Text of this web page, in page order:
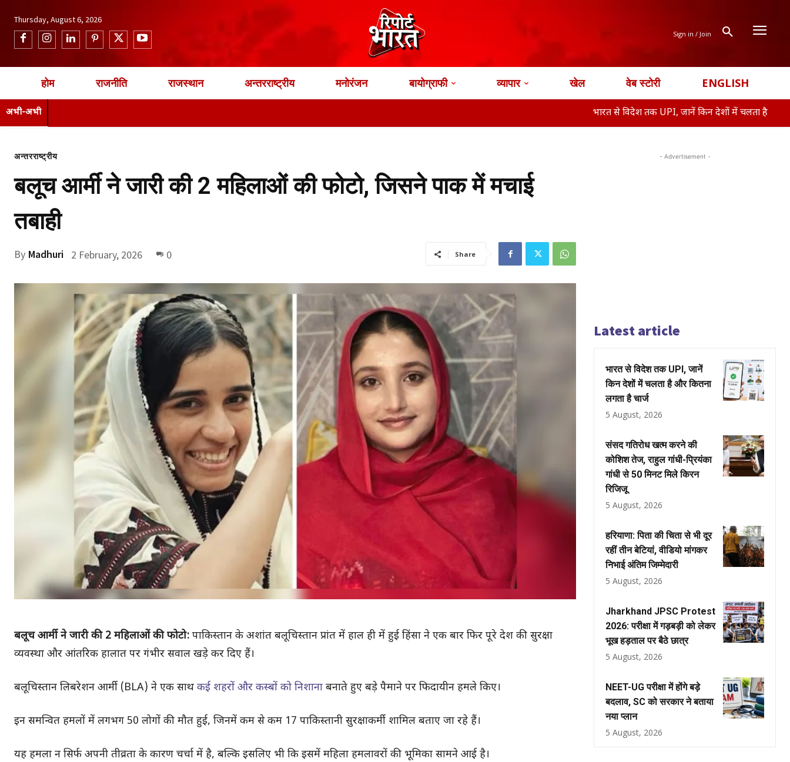
Thursday, August 6, 2026
Sign in / Join
होम राजनीति राजस्थान अन्तरराष्ट्रीय मनोरंजन बायोग्राफी व्यापार खेल वेब स्टोरी ENGLISH
अभी-अभी भारत से विदेश तक UPI, जानें किन देशों में चलता है समुद्र के
अन्तरराष्ट्रीय
बलूच आर्मी ने जारी की 2 महिलाओं की फोटो, जिसने पाक में मचाई
तबाही
By Madhuri 2 February, 2026 0 Share
बलूच आर्मी ने जारी की 2 महिलाओं की फोटो: पाकिस्तान के अशांत बलूचिस्तान प्रांत में हाल ही में हुई हिंसा ने एक बार फिर पूरे देश की सुरक्षा
व्यवस्था और आंतरिक हालात पर गंभीर सवाल खड़े कर दिए हैं।
बलूचिस्तान लिबरेशन आर्मी (BLA) ने एक साथ कई शहरों और कस्बों को निशाना बनाते हुए बड़े पैमाने पर फिदायीन हमले किए।
इन समन्वित हमलों में लगभग 50 लोगों की मौत हुई, जिनमें कम से कम 17 पाकिस्तानी सुरक्षाकर्मी शामिल बताए जा रहे हैं।
यह हमला न सिर्फ अपनी तीव्रता के कारण चर्चा में है, बल्कि इसलिए भी कि इसमें महिला हमलावरों की भूमिका सामने आई है।
- Advertisement -
Latest article
भारत से विदेश तक UPI, जानें
किन देशों में चलता है और कितना
लगता है चार्ज
5 August, 2026
संसद गतिरोध खत्म करने की
कोशिश तेज, राहुल गांधी-प्रियंका
गांधी से 50 मिनट मिले किरन
रिजिजू
5 August, 2026
हरियाणा: पिता की चिता से भी दूर
रहीं तीन बेटियां, वीडियो मांगकर
निभाई अंतिम जिम्मेदारी
5 August, 2026
Jharkhand JPSC Protest
2026: परीक्षा में गड़बड़ी को लेकर
भूख हड़ताल पर बैठे छात्र
5 August, 2026
NEET-UG परीक्षा में होंगे बड़े
बदलाव, SC को सरकार ने बताया
नया प्लान
5 August, 2026